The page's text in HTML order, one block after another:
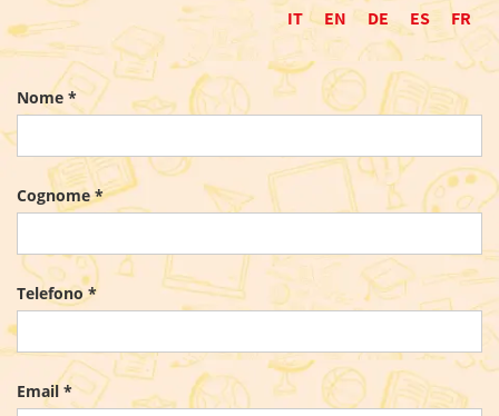
IT EN DE ES FR
Nome *
Cognome *
Telefono *
Email *